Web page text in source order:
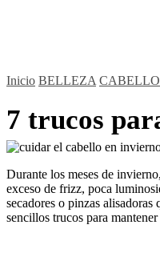
Inicio BELLEZA CABELLO
7 trucos
Durante los meses de
exceso de frizz, poca
secadores o pinzas alisadoras
sencillos trucos para